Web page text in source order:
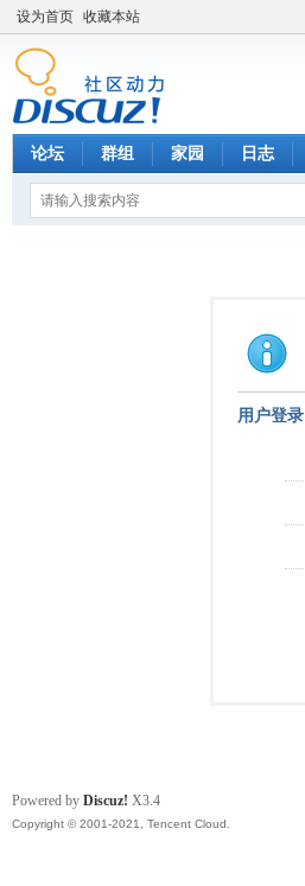
设为首页 收藏本站
论坛 群组 家园 日志
用户登录
Powered by Discuz! X3.4
Copyright © 2001-2021, Tencent Cloud.